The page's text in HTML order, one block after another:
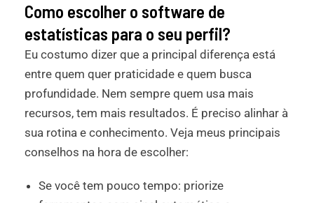
Como escolher o software de
estatísticas para o seu perfil?
Eu costumo dizer que a principal diferença está
entre quem quer praticidade e quem busca
profundidade. Nem sempre quem usa mais
recursos, tem mais resultados. É preciso alinhar à
sua rotina e conhecimento. Veja meus principais
conselhos na hora de escolher:
Se você tem pouco tempo: priorize